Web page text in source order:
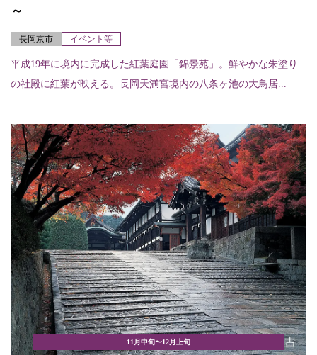
～
長岡京市 イベント等
平成19年に境内に完成した紅葉庭園「錦景苑」。鮮やかな朱塗り
の社殿に紅葉が映える。長岡天満宮境内の八条ヶ池の大鳥居...
11月中旬〜12月上旬